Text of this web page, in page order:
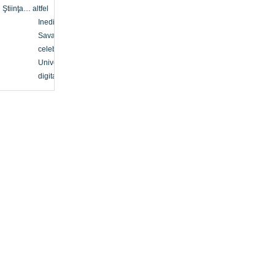
Ştiinţa… altfel
Inedit
Savanți
celebri
Univers
digital